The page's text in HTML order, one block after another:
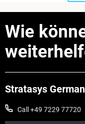
Wie
Stratasys
Call +49 7229 77720